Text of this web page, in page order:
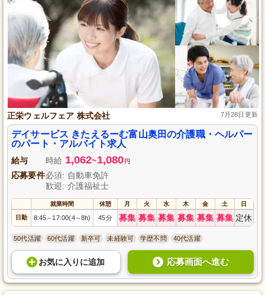
正栄ウェルフェア 株式会社 7月28日更新
デイサービス きたえるーむ富山奥田の介護職・ヘルパー
のパート・アルバイト求人
給与 時給 1,062~1,080 円
応募要件必須: 自動車免許
歓迎: 介護福祉士
就業時間 休憩 月 火 水 木 金 土 日
日勤 8:45～ 17:00(4～8h) 45分 募集 募集 募集 募集 募集 募集 定休
50代活躍 60代活躍 新卒可 未経験可 学歴不問 40代活躍
お気に入り に追加 応募画面へ進む